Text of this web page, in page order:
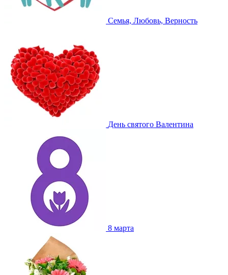
Семья, Любовь, Верность
День святого Валентина
8 марта